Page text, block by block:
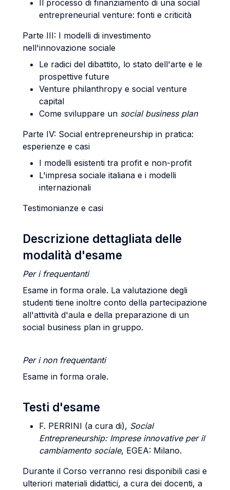
Il processo di finanziamento di una social
entrepreneurial venture: fonti e criticità
Parte III: I modelli di investimento
nell'innovazione sociale
Le radici del dibattito, lo stato dell'arte e le
prospettive future
Venture philanthropy e social venture
capital
Come sviluppare un social business plan
Parte IV: Social entrepreneurship in pratica:
esperienze e casi
I modelli esistenti tra profit e non-profit
L'impresa sociale italiana e i modelli
internazionali
Testimonianze e casi
Descrizione dettagliata delle
modalità d'esame
Per i frequentanti
Esame in forma orale. La valutazione degli
studenti tiene inoltre conto della partecipazione
all'attività d'aula e della preparazione di un
social business plan in gruppo.
Per i non frequentanti
Esame in forma orale.
Testi d'esame
F. PERRINI (a cura di), Social
Entrepreneurship: Imprese innovative per il
cambiamento sociale, EGEA: Milano.
Durante il Corso verranno resi disponibili casi e
ulteriori materiali didattici, a cura dei docenti, a